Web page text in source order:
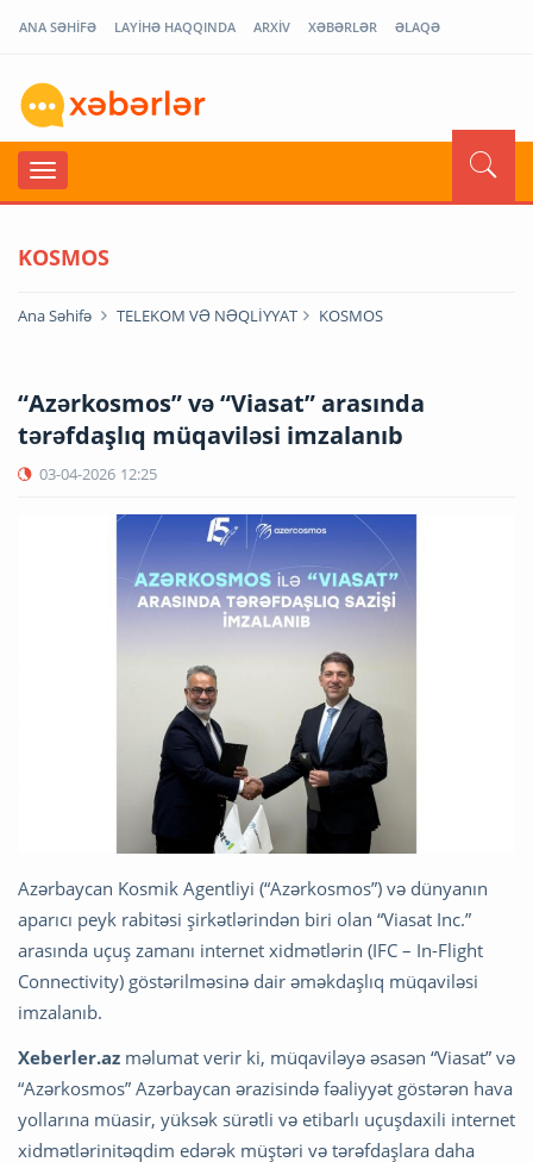
ANA SƏHİFƏ LAYİHƏ HAQQINDA ARXİV XƏBƏRLƏR ƏLAQƏ
KOSMOS
Ana Səhifə TELEKOM VƏ NƏQLİYYAT KOSMOS
“Azərkosmos” və “Viasat” arasında
tərəfdaşlıq müqaviləsi imzalanıb
03-04-2026 12:25
Azərbaycan Kosmik Agentliyi (“Azərkosmos”) və dünyanın
aparıcı peyk rabitəsi şirkətlərindən biri olan “Viasat Inc.”
arasında uçuş zamanı internet xidmətlərin (IFC – In-Flight
Connectivity) göstərilməsinə dair əməkdaşlıq müqaviləsi
imzalanıb.
Xeberler.az məlumat verir ki, müqaviləyə əsasən “Viasat” və
“Azərkosmos” Azərbaycan ərazisində fəaliyyət göstərən hava
yollarına müasir, yüksək sürətli və etibarlı uçuşdaxili internet
xidmətlərinitəqdim edərək müştəri və tərəfdaşlara daha